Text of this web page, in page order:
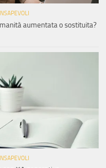
aumentata o sostituita?